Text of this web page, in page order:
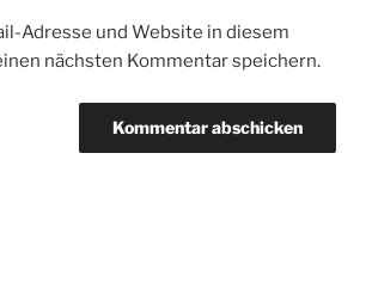
Adresse und Website in diesem
nächsten Kommentar speichern.